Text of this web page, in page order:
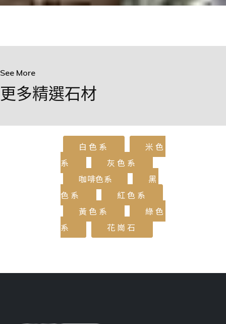
See More
更多精選石材
白色系
米色
系
灰色系
咖啡色系
黑
色系
紅色系
黃色系
綠色
系
花崗石